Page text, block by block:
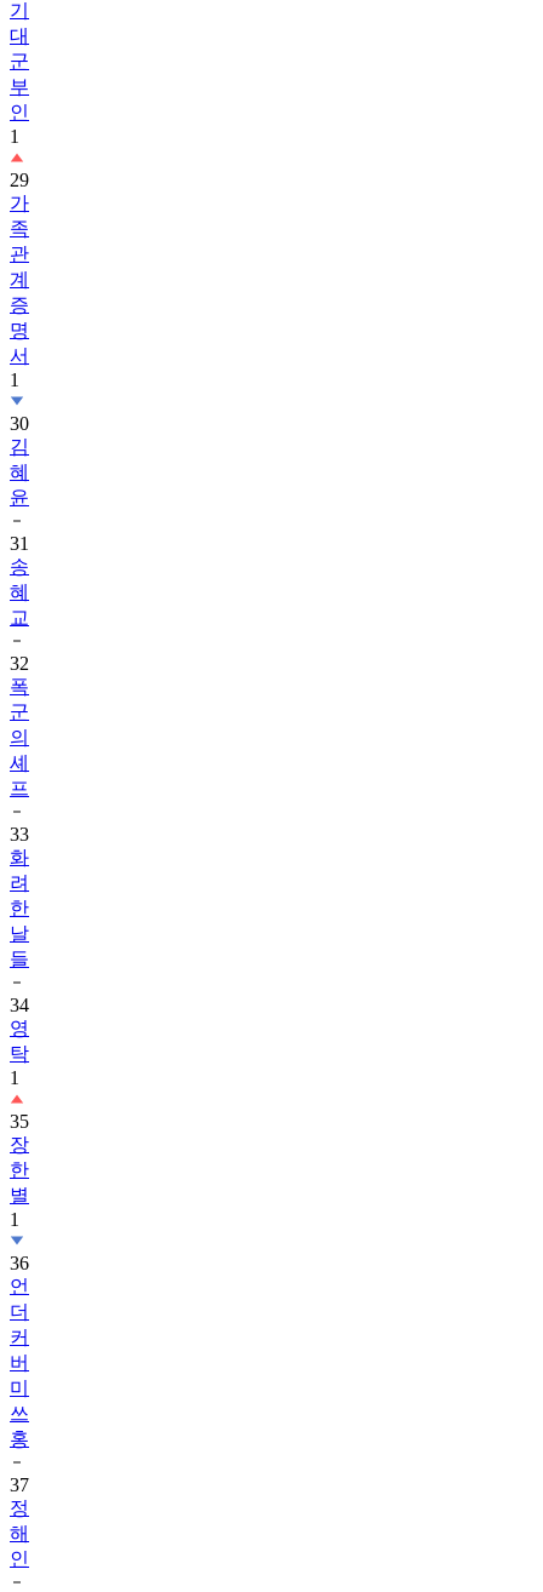
기
대
군
부
인
1
29
가
족
관
계
증
명
서
1
30
김
혜
윤
31
송
혜
교
32
폭
군
의
셰
프
33
화
려
한
날
들
34
영
탁
1
35
장
한
별
1
36
언
더
커
버
미
쓰
홍
37
정
해
인